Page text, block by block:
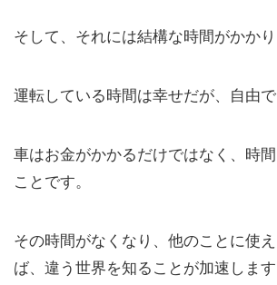
そして、それには結構な時間がかかり
運転している時間は幸せだが、自由で
車はお金がかかるだけではなく、時
ことです。
その時間がなくなり、他のことに使
ば、違う世界を知ることが加速します